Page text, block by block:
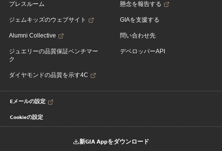
プレスルーム
ジェムキッズのウェブサイト
Alumni Collective
ジュエリーの品質保証ベンチマー
ク
ダイヤモンドの品質を示す4C
懸念を報告する
GIAを支援する
問い合わせ先
デベロッパーAPI
Eメールの設定
Cookieの設定
新GIA Appをダウンロード